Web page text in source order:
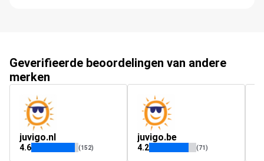
Geverifieerde beoordelingen van andere
merken
juvigo.nl
4.6 (152)
juvigo.be
4.2 (71)